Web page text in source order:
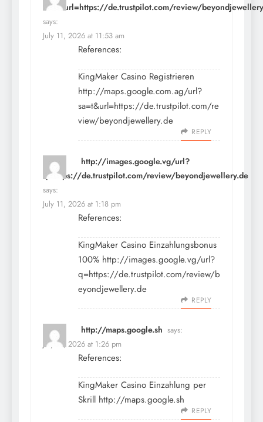
sa=t&url=https://de.trustpilot.com/review/
says:
July 11, 2026 at 11:53 am
References:
KingMaker Casino Registrieren
http://maps.google.com.ag/url?
sa=t&url=https://de.trustpilot.com/re
view/beyondjewellery.de
REPLY
http://images.google.vg/url?
q=https://de.trustpilot.com/review/beyondjewellery.de
says:
July 11, 2026 at 1:18 pm
References:
KingMaker Casino Einzahlungsbonus
100% http://images.google.vg/url?
q=https://de.trustpilot.com/review/b
eyondjewellery.de
REPLY
http://maps.google.sh says:
July 11, 2026 at 1:26 pm
References:
KingMaker Casino Einzahlung per
Skrill http://maps.google.sh
REPLY